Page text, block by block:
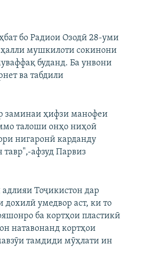
бо Радиои Озодӣ 28-уми
ҳалли мушкилоти сокинони
буданд. Ба унвони
ва табдили
заминаи ҳифзи манофеи
талоши онҳо ниҳоӣ
нигаронӣ карданду
афзуд Парвиз
Тоҷикистон дар
дохилӣ умедвор аст, ки то
ба кортҳои пластикӣ
натавонанд кортҳои
тамдиди мӯҳлати ин